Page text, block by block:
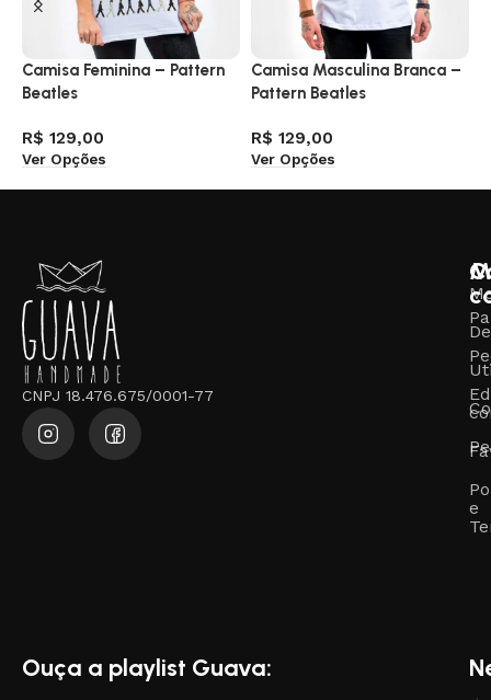
Camisa Feminina – Pattern
Beatles
R$ 129,00
Ver Opções
Camisa Masculina Branca –
Pattern Beatles
R$ 129,00
Ver Opções
CNPJ 18.476.675/0001-77
e
Ouça a playlist Guava: